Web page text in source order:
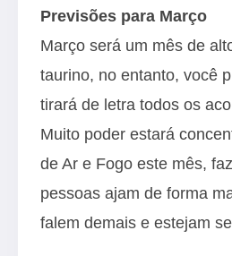
Previsões para Março
Março será um mês de
taurino, no entanto, você
tirará de letra todos os
Muito poder estará
de Ar e Fogo este mês,
pessoas ajam de forma
falem demais e estejam